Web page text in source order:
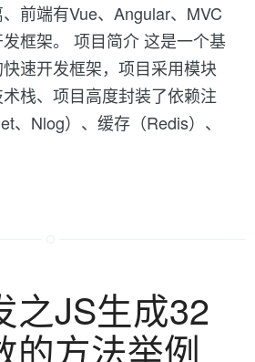
前端有Vue、Angular、MVC
框架。 项目简介 这是一个基
速开发框架，项目采用模块
栈、项目高度封装了依赖注
、Nlog）、缓存（Redis）、
之JS生成32
的方法举例